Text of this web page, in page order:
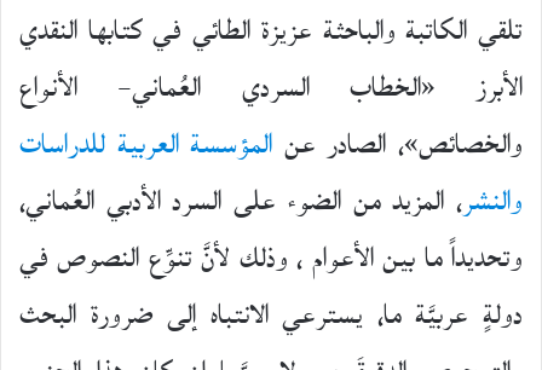
تلقي الكاتبة والباحثة عزيزة الطائي في كتابها النقدي
الأبرز «الخطاب السردي العُماني– الأنواع
والخصائص»، الصادر عن المؤسسة العربية للدراسات
والنشر، المزيد من الضوء على السرد الأدبي العُماني،
وتحديداً ما بين الأعوام ، وذلك لأنَّ تنوِّع النصوص في
دولةٍ عربيَّة ما، يسترعي الانتباه إلى ضرورة البحث